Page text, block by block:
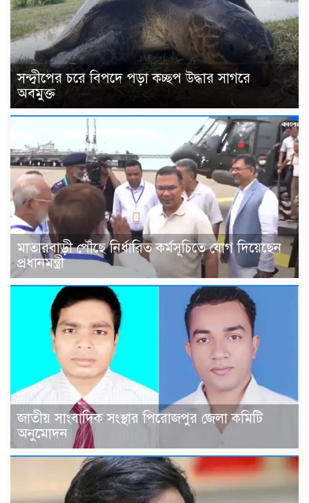
সন্দ্বীপের চরে বিপদে পড়া কচ্ছপ উদ্ধার সাগরে
অবমুক্ত
মাতারবাড়ী পৌঁছে নির্ধারিত কর্মসূচিতে যোগ দিয়েছেন
প্রধানমন্ত্রী
জাতীয় সাংবাদিক সংস্থার পিরোজপুর জেলা কমিটি
অনুমোদন